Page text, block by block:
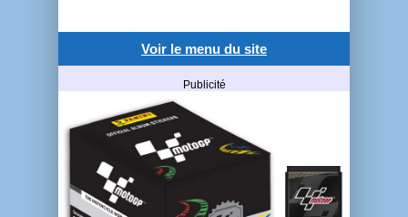
Voir le menu du site
Publicité